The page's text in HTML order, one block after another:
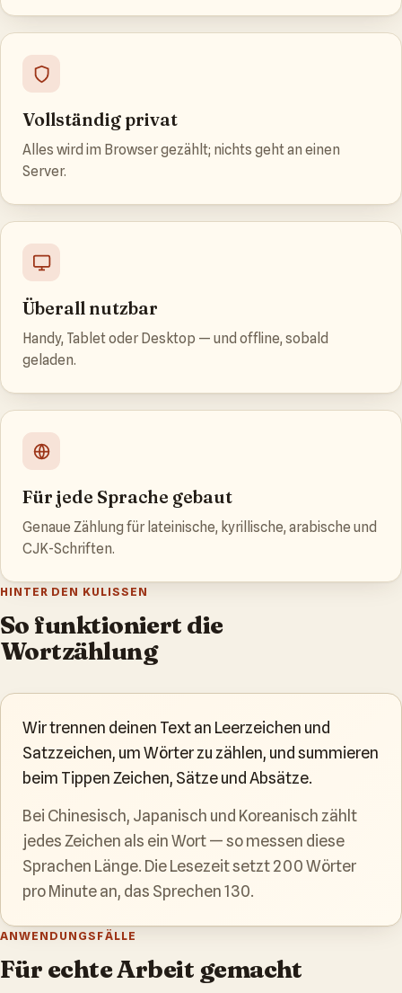
Vollständig privat
Alles wird im Browser gezählt; nichts geht an einen
Server.
Überall nutzbar
Handy, Tablet oder Desktop — und offline, sobald
geladen.
Für jede Sprache gebaut
Genaue Zählung für lateinische, kyrillische, arabische und
CJK-Schriften.
HINTER DEN KULISSEN
So funktioniert die
Wortzählung
Wir trennen deinen Text an Leerzeichen und
Satzzeichen, um Wörter zu zählen, und summieren
beim Tippen Zeichen, Sätze und Absätze.
Bei Chinesisch, Japanisch und Koreanisch zählt
jedes Zeichen als ein Wort — so messen diese
Sprachen Länge. Die Lesezeit setzt 200 Wörter
pro Minute an, das Sprechen 130.
ANWENDUNGSFÄLLE
Für echte Arbeit gemacht